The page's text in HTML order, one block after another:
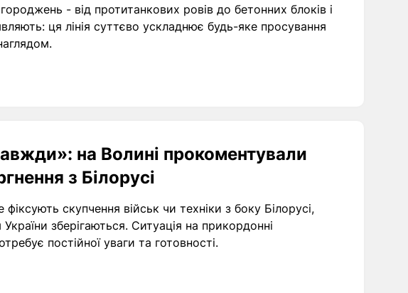
- від протитанкових ровів до бетонних блоків і
ця лінія суттєво ускладнює будь-яке просування
на Волині прокоментували
з Білорусі
скупчення військ чи техніки з боку Білорусі,
зберігаються. Ситуація на прикордонні
постійної уваги та готовності.